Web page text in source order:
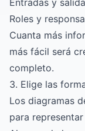
Entradas y
Roles y
Cuanta más
más fácil será
completo.
3. Elige las
Los diagramas
para